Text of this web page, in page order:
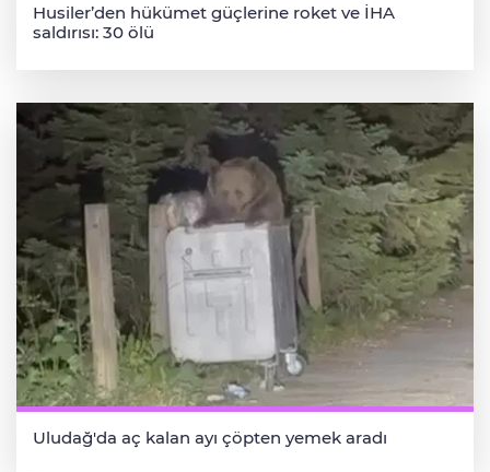
Husiler’den hükümet güçlerine roket ve İHA
saldırısı: 30 ölü
Uludağ'da aç kalan ayı çöpten yemek aradı